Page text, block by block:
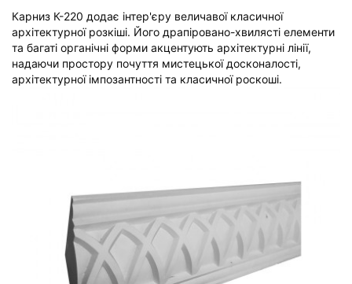
Карниз К-220 додає інтер'єру величавої класичної
архітектурної розкіші. Його драпіровано-хвилясті елементи
та багаті органічні форми акцентують архітектурні лінії,
надаючи простору почуття мистецької досконалості,
архітектурної імпозантності та класичної роскоші.